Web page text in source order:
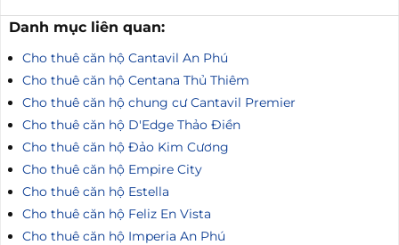
Danh mục liên quan:
Cho thuê căn hộ Cantavil An Phú
Cho thuê căn hộ Centana Thủ Thiêm
Cho thuê căn hộ chung cư Cantavil Premier
Cho thuê căn hộ D'Edge Thảo Điền
Cho thuê căn hộ Đảo Kim Cương
Cho thuê căn hộ Empire City
Cho thuê căn hộ Estella
Cho thuê căn hộ Feliz En Vista
Cho thuê căn hộ Imperia An Phú